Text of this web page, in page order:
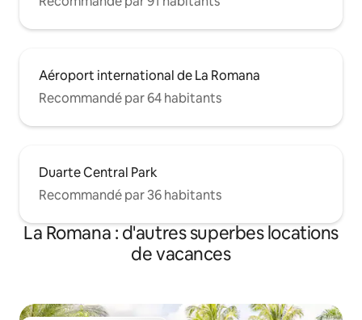
Aéroport international de La Romana
Recommandé par 64 habitants
Duarte Central Park
Recommandé par 36 habitants
La Romana : d'autres superbes locations
de vacances